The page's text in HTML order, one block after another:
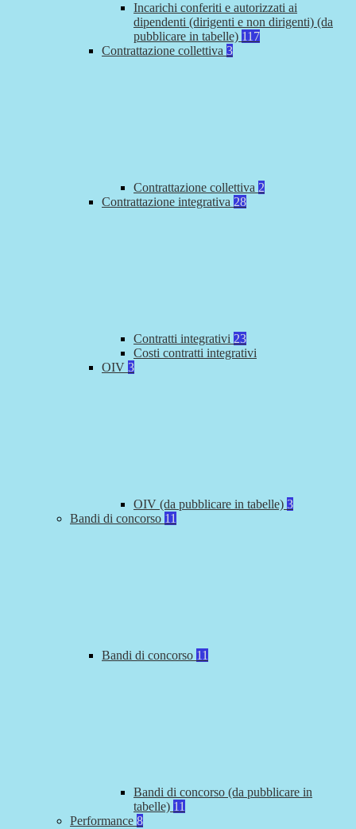
Incarichi conferiti e autorizzati ai
dipendenti (dirigenti e non dirigenti) (da
pubblicare in tabelle) 117
Contrattazione collettiva 3
Contrattazione collettiva 2
Contrattazione integrativa 28
Contratti integrativi 23
Costi contratti integrativi
OIV 3
OIV (da pubblicare in tabelle) 3
Bandi di concorso 11
Bandi di concorso 11
Bandi di concorso (da pubblicare in
tabelle) 11
Performance 8